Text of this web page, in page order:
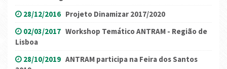
28/12/2016 Projeto Dinamizar 2017/2020
02/03/2017 Workshop Temático ANTRAM - Região de
Lisboa
28/10/2019 ANTRAM participa na Feira dos Santos